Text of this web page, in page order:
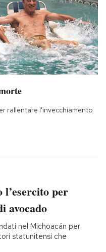
rallentare l'invecchiamento
per
avocado
nel Michoacán per
statunitensi che